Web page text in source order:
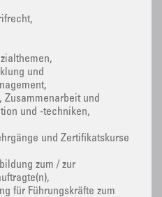
und
Zusammenarbeit und
und -techniken,
und Zertifikatskurse
zum / zur
für Führungskräfte zum